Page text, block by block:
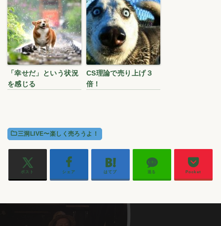
「幸せだ」という状況
を感じる
CS理論で売り上げ３
倍！
三洞LIVE〜楽しく売ろうよ！
ポスト シェア はてブ 送る Pocket